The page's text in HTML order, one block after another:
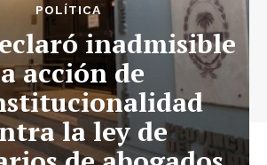
POLÍTICA
inadmisible
acción de
la ley de